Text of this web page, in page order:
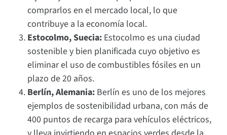
comprarlos en el mercado local, lo que
contribuye a la economía local.
Estocolmo, Suecia: Estocolmo es una ciudad
sostenible y bien planificada cuyo objetivo es
eliminar el uso de combustibles fósiles en un
plazo de 20 años.
Berlín, Alemania: Berlín es uno de los mejores
ejemplos de sostenibilidad urbana, con más de
400 puntos de recarga para vehículos eléctricos,